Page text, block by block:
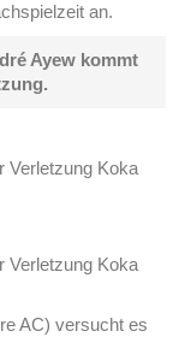
an.
Ayew kommt
Verletzung Koka
Verletzung Koka
AC) versucht es